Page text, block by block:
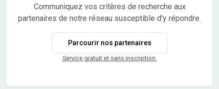
aménagements ont été pensés pour offrir un quotidien
de qualité : créations de 3 espaces verts, une aire de jeux
petite enfance et des bancs pour des moments de
convivialité, cheminement piéton, gestion des eaux usées
et pluvial Les informations sur l'état des risques auxquels
Communiquez vos critères de recherche aux
partenaires de notre réseau susceptible d'y répondre.
Parcourir nos partenaires
Service gratuit et sans inscription.